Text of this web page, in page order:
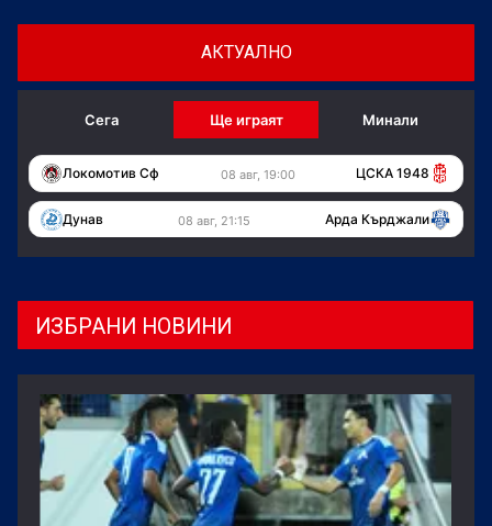
АКТУАЛНО
Сега Ще играят Минали
Локомотив Сф 08 авг, 19:00 ЦСКА 1948
Дунав 08 авг, 21:15 Арда Кърджали
ИЗБРАНИ НОВИНИ